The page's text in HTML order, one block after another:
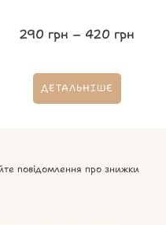
290 грн – 420 грн
ДЕТАЛЬНІШЕ
повідомлення про знижки